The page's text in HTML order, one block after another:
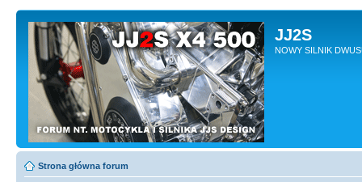
JJ2S
NOWY SILNIK
Strona główna forum